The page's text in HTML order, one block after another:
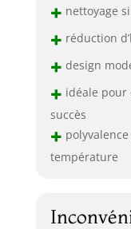
+ nettoyage
+ réduction
+ design
+ idéale pour
succès
+
température